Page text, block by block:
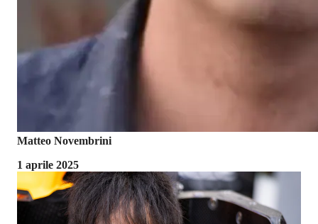
Matteo Novembrini
1 aprile 2025